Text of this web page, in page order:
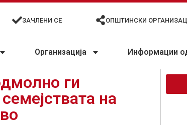
ЗАЧЛЕНИ СЕ ОПШТИНСКИ
Организација Информации
ги
на